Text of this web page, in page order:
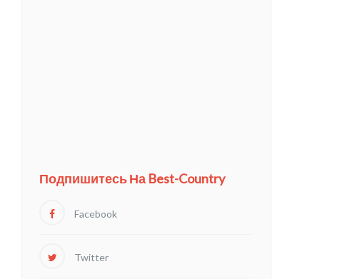
Подпишитесь На Best-Country
Facebook
Twitter